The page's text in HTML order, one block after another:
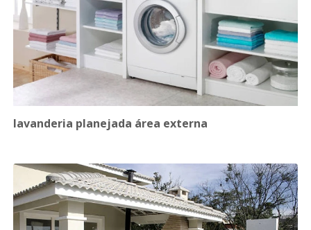
lavanderia planejada área externa